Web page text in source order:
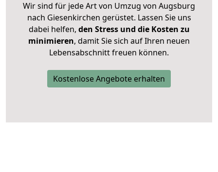
Wir sind für jede Art von Umzug von Augsburg
nach Giesenkirchen gerüstet. Lassen Sie uns
dabei helfen, den Stress und die Kosten zu
minimieren, damit Sie sich auf Ihren neuen
Lebensabschnitt freuen können.
Kostenlose Angebote erhalten